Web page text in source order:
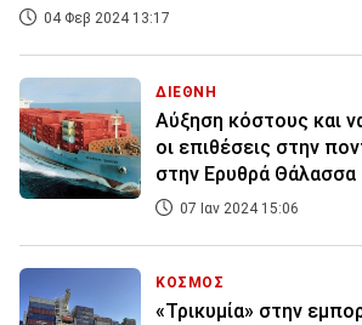
04 Φεβ 2024 13:17
ΔΙΕΘΝΗ
Αύξηση κόστους και
οι επιθέσεις στην
στην Ερυθρά Θάλασσα
07 Ιαν 2024 15:06
ΚΟΣΜΟΣ
«Τρικυμία» στην